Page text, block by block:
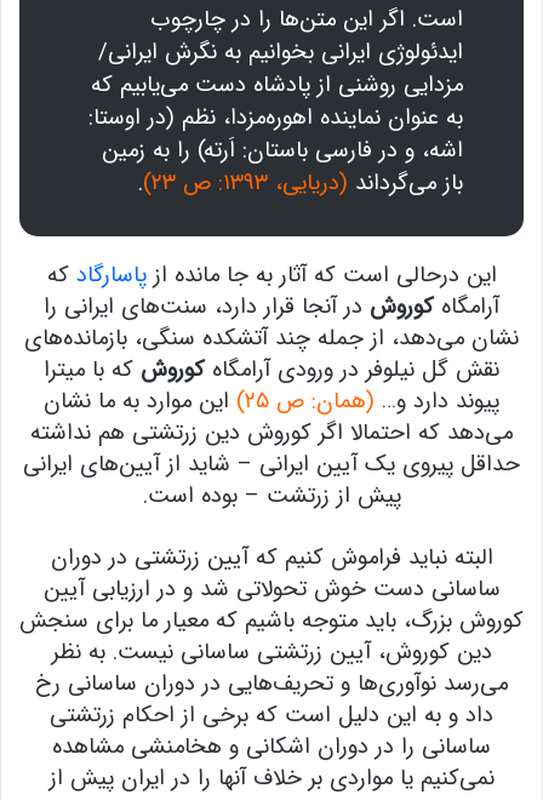
است. اگر این متن‌ها را در چارچوب
ایدئولوژی ایرانی بخوانیم به نگرش ایرانی/
مزدایی روشنی از پادشاه دست می‌یابیم که
به عنوان نماینده اهوره‌مزدا، نظم (در اوستا:
اشه، و در فارسی باستان: اَرته) را به زمین
باز می‌گرداند (دریایی، ۱۳۹۳: ص ۲۳) .
این درحالی است که آثار به جا مانده ازپاسارگاد که
آرامگاهکوروش در آنجا قرار دارد، سنت‌های ایرانی را
نشان می‌دهد، از جمله چند آتشکده سنگی، بازمانده‌های
نقش گل نیلوفر در ورودی آرامگاهکوروش که با میترا
پیوند دارد و… (همان: ص ۲۵)
این موارد به ما نشان
می‌دهد که احتمالا اگر کوروش دین زرتشتی هم نداشته
حداقل پیروی یک آیین ایرانی – شاید از آیین‌های ایرانی
پیش از زرتشت – بوده است.
البته نباید فراموش کنیم که آیین زرتشتی در دوران
ساسانی دست خوش تحولاتی شد و در ارزیابی آیین
کوروش بزرگ، باید متوجه باشیم که معیار ما برای سنجش
دین کوروش، آیین زرتشتی ساسانی نیست. به نظر
می‌رسد نوآوری‌ها و تحریف‌هایی در دوران ساسانی رخ
داد و به این دلیل است که برخی از احکام زرتشتی
ساسانی را در دوران اشکانی و هخامنشی مشاهده
نمی‌کنیم یا مواردی بر خلاف آنها را در ایران پیش از